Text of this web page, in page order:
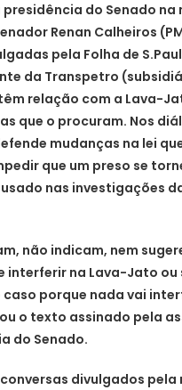
do Senado na
Renan Calheiros
pela Folha de
da Transpetro
relação com a Lava-
que o procuram. Nos
mudanças na lei
que um preso se
nas investigações
não indicam, nem
interferir na Lava-Jato ou
caso porque nada vai
o texto assinado pela
do Senado.
divulgados